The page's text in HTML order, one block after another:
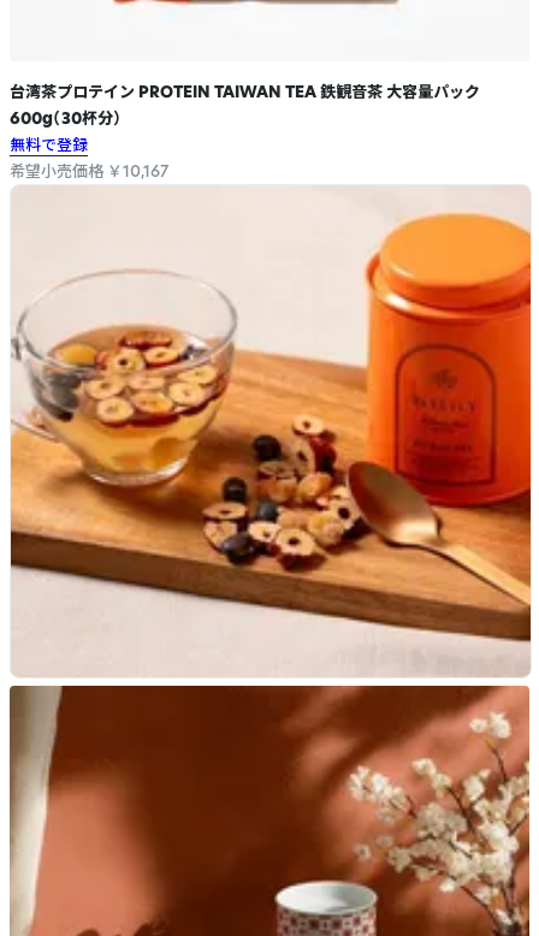
台湾茶プロテイン PROTEIN TAIWAN TEA 鉄観音茶 大容量パック
600g（30杯分）
無料で登録
希望小売価格 ￥10,167